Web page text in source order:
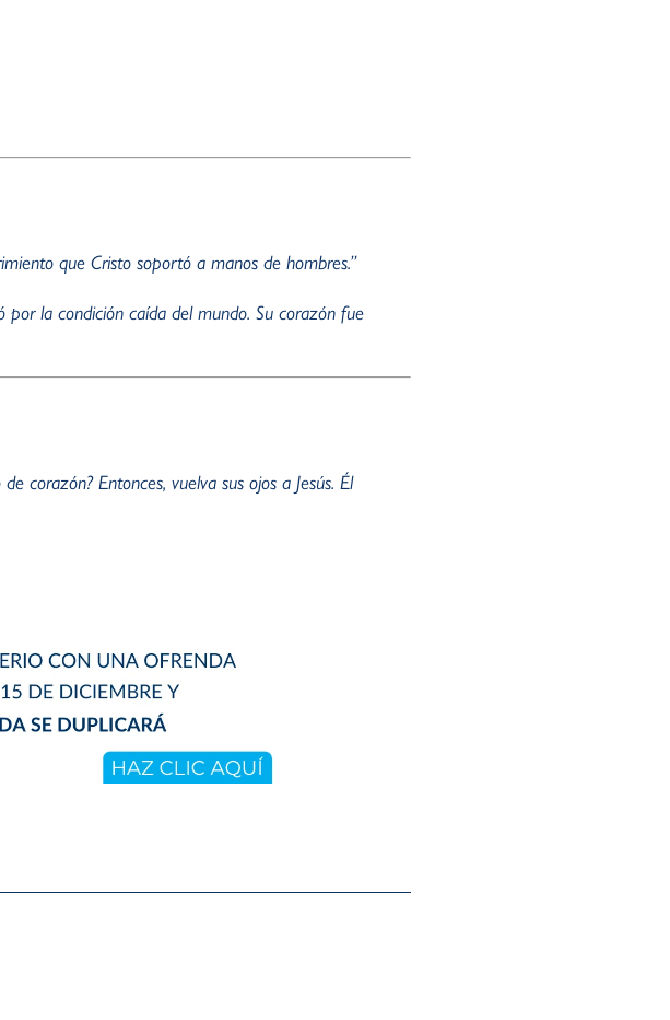
que Cristo soportó a manos de hombres.”
la condición caída del mundo. Su corazón fue
corazón? Entonces, vuelva sus ojos a Jesús. Él